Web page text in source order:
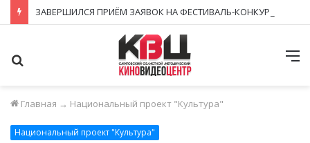
Главная → Национальный проект "Культура"
Национальный проект "Культура"